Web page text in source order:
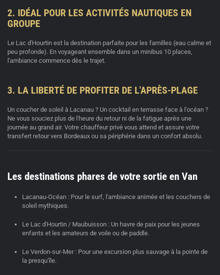
2. IDÉAL POUR LES ACTIVITÉS NAUTIQUES EN
GROUPE
Le Lac d'Hourtin est la destination parfaite pour les familles (eau calme et
peu profonde). En voyageant ensemble dans un minibus 10 places
l'ambiance commence dès le trajet.
3. LA LIBERTÉ DE PROFITER DE L'APRÈS-PLAGE
Un coucher de soleil à Lacanau ? Un cocktail en terrasse face à l'océan ?
Ne vous souciez plus de l'heure du retour ni de la fatigue après une
journée au grand air. Votre chauffeur privé vous attend et assure votre
transfert retour vers Bordeaux ou sa périphérie dans un confort absolu.
Les destinations phares de votre sortie en Van
Lacanau-Océan : Pour le surf, l'ambiance animée et les couchers de
soleil mythiques.
Le Lac d'Hourtin / Maubuisson : Un havre de paix pour les jeunes
enfants et les amateurs de voile ou de paddle.
Le Verdon-sur-Mer : Pour une excursion plus sauvage à la pointe de
la presqu'île.